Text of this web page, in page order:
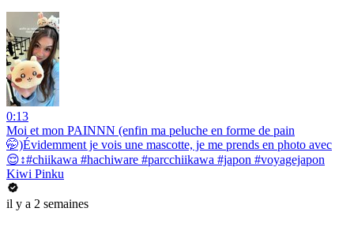
0:13
Moi et mon PAINNN (enfin ma peluche en forme de pain
🤭)Évidemment je vois une mascotte, je me prends en photo avec
😌↕️#chiikawa #hachiware #parcchiikawa #japon #voyagejapon
Kiwi Pinku
il y a 2 semaines